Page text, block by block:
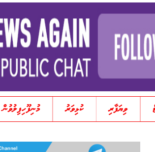
ވިޔަފާރި ކުޅިވަރު މުނިފޫހިފިލުވުން